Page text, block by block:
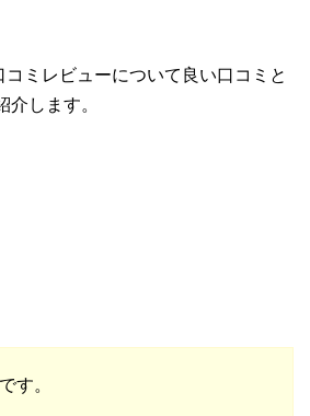
ミレビューについて良い口コミと
介します。
す。